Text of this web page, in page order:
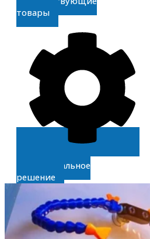
товары
индивидуальное
решение